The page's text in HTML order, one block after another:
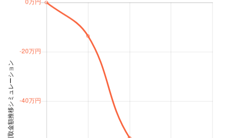
に申込む
タフワイルド 31.1万円 ～ 154.2万円
タフワイルドターボ 93.4万円 ～ 154.2万円